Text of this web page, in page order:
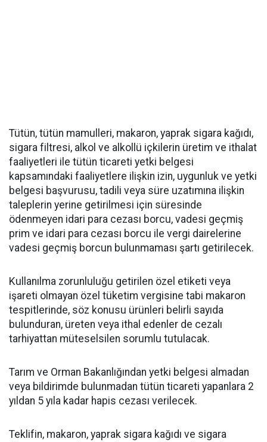
Tütün, tütün mamulleri, makaron, yaprak sigara kağıdı,
sigara filtresi, alkol ve alkollü içkilerin üretim ve ithalat
faaliyetleri ile tütün ticareti yetki belgesi
kapsamındaki faaliyetlere ilişkin izin, uygunluk ve yetki
belgesi başvurusu, tadili veya süre uzatımına ilişkin
taleplerin yerine getirilmesi için süresinde
ödenmeyen idari para cezası borcu, vadesi geçmiş
prim ve idari para cezası borcu ile vergi dairelerine
vadesi geçmiş borcun bulunmaması şartı getirilecek.
Kullanılma zorunluluğu getirilen özel etiketi veya
işareti olmayan özel tüketim vergisine tabi makaron
tespitlerinde, söz konusu ürünleri belirli sayıda
bulunduran, üreten veya ithal edenler de cezalı
tarhiyattan müteselsilen sorumlu tutulacak.
Tarım ve Orman Bakanlığından yetki belgesi almadan
veya bildirimde bulunmadan tütün ticareti yapanlara 2
yıldan 5 yıla kadar hapis cezası verilecek.
Teklifin, makaron, yaprak sigara kağıdı ve sigara